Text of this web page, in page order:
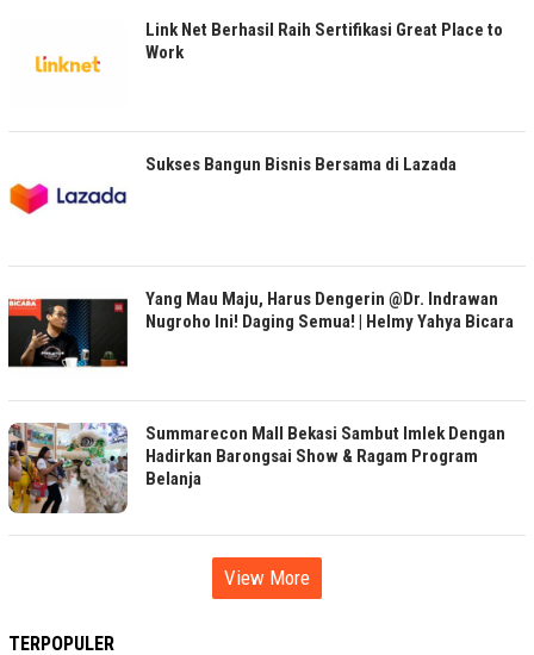
Link Net Berhasil Raih Sertifikasi Great Place to
Work
Sukses Bangun Bisnis Bersama di Lazada
Yang Mau Maju, Harus Dengerin @Dr. Indrawan
Nugroho Ini! Daging Semua! | Helmy Yahya Bicara
Summarecon Mall Bekasi Sambut Imlek Dengan
Hadirkan Barongsai Show & Ragam Program
Belanja
View More
TERPOPULER